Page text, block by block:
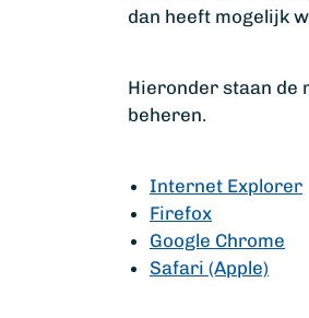
dan heeft mogelijk
Hieronder staan de
beheren.
Internet Explorer
Firefox
Google Chrome
Safari (Apple)